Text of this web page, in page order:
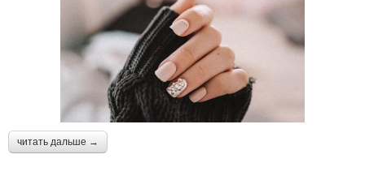
читать дальше →